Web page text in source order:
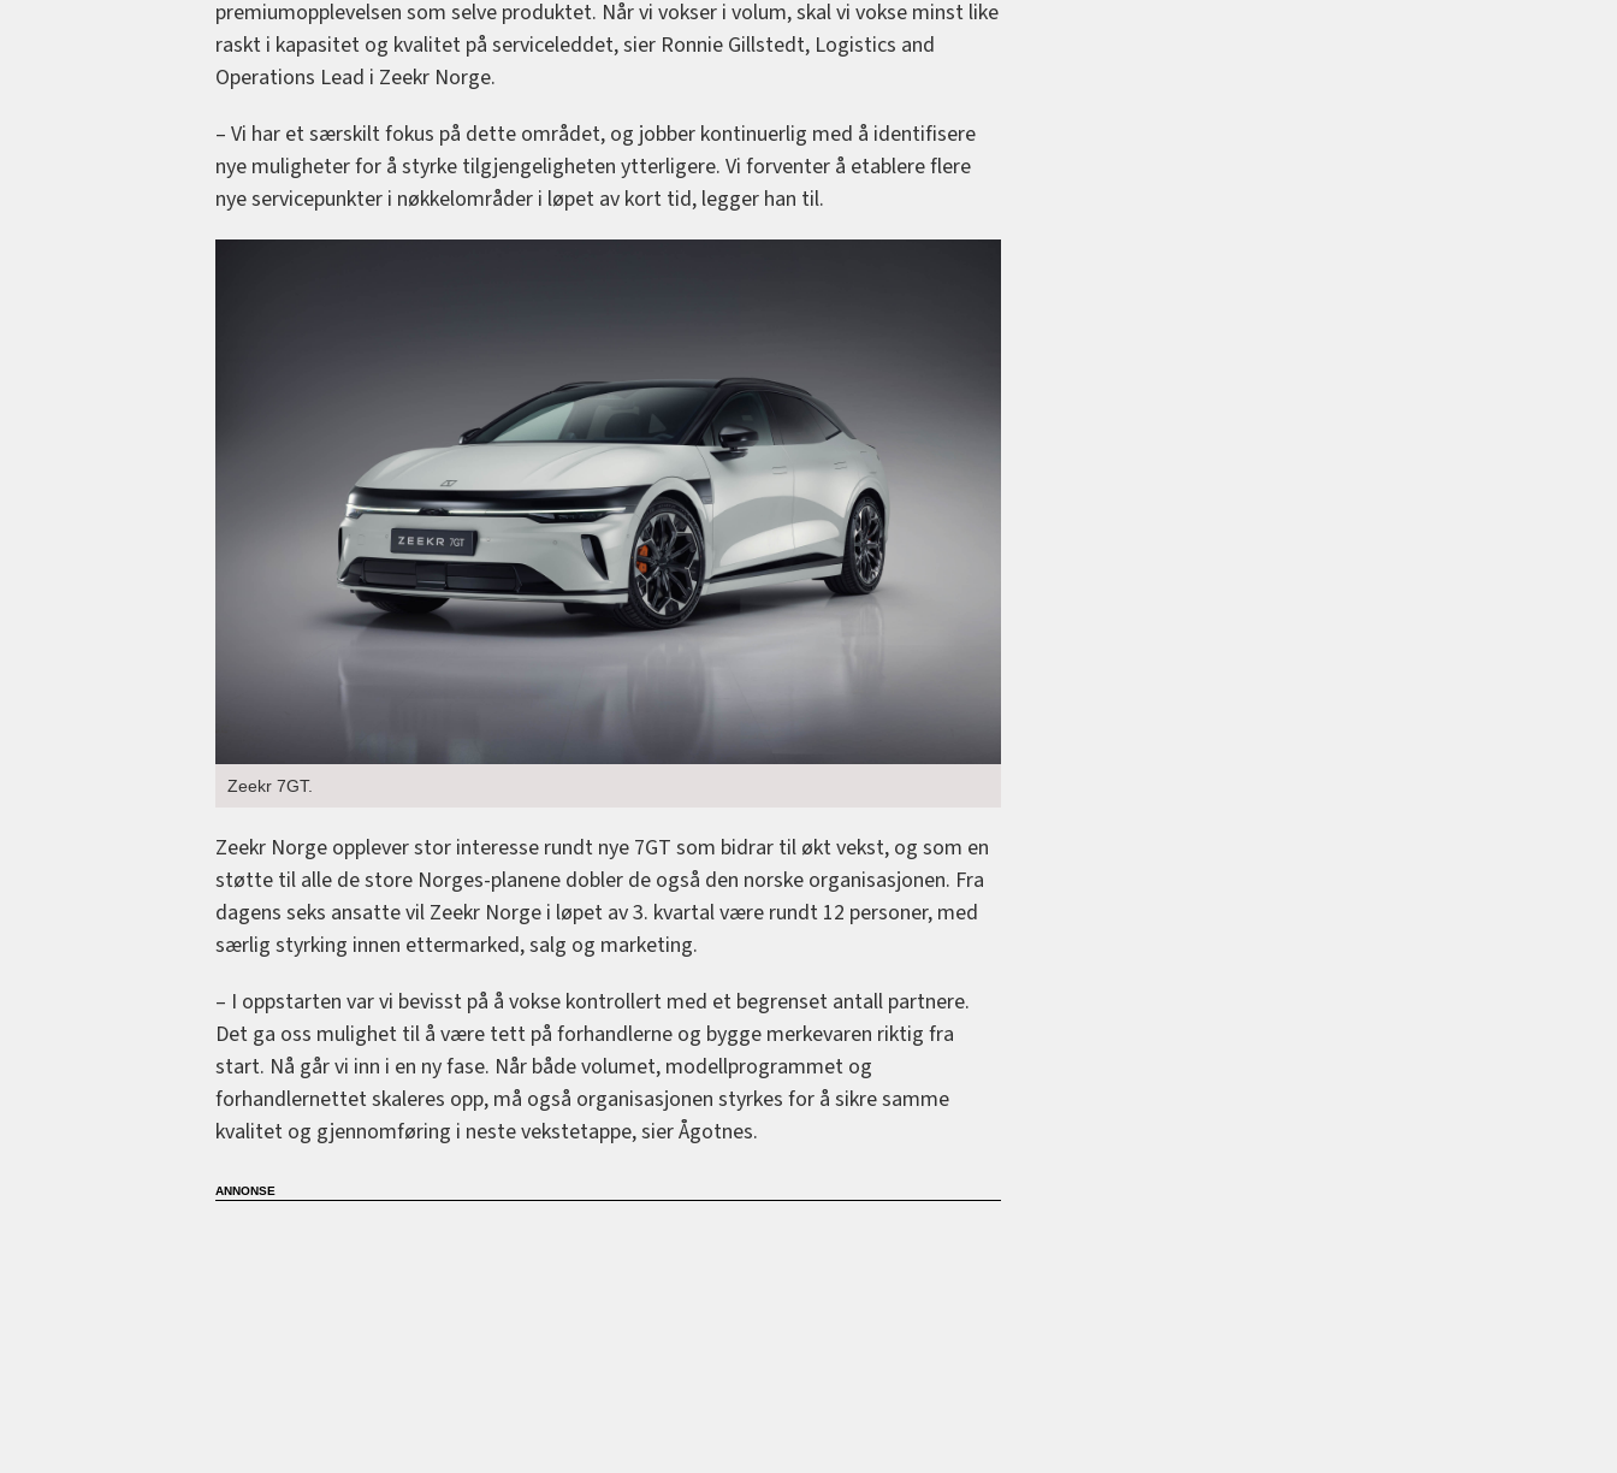
premiumopplevelsen som selve produktet. Når vi vokser i volum, skal vi vokse minst like
raskt i kapasitet og kvalitet på serviceleddet, sier Ronnie Gillstedt, Logistics and
Operations Lead i Zeekr Norge.
– Vi har et særskilt fokus på dette området, og jobber kontinuerlig med å identifisere
nye muligheter for å styrke tilgjengeligheten ytterligere. Vi forventer å etablere flere
nye servicepunkter i nøkkelområder i løpet av kort tid, legger han til.
Zeekr 7GT.
Zeekr Norge opplever stor interesse rundt nye 7GT som bidrar til økt vekst, og som en
støtte til alle de store Norges-planene dobler de også den norske organisasjonen. Fra
dagens seks ansatte vil Zeekr Norge i løpet av 3. kvartal være rundt 12 personer, med
særlig styrking innen ettermarked, salg og marketing.
– I oppstarten var vi bevisst på å vokse kontrollert med et begrenset antall partnere.
Det ga oss mulighet til å være tett på forhandlerne og bygge merkevaren riktig fra
start. Nå går vi inn i en ny fase. Når både volumet, modellprogrammet og
forhandlernettet skaleres opp, må også organisasjonen styrkes for å sikre samme
kvalitet og gjennomføring i neste vekstetappe, sier Ågotnes.